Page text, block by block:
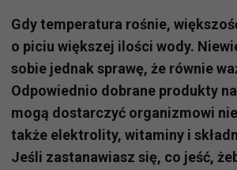
Gdy temperatura rośnie,
o piciu większej ilości wody.
sobie jednak sprawę, że równie
Odpowiednio dobrane produkty
mogą dostarczyć organizmowi
także elektrolity, witaminy i
Jeśli zastanawiasz się, co jeść,